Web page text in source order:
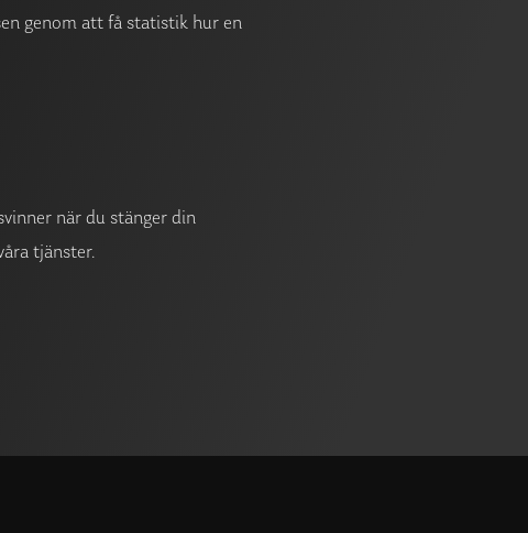
genom att få statistik hur en
när du stänger din
tjänster.